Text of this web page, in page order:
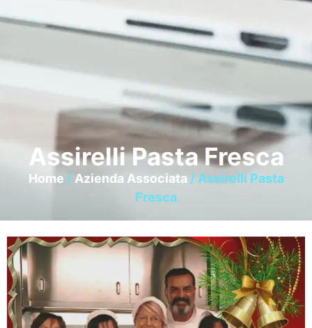
Assirelli Pasta Fresca
Home / Azienda Associata/ Assirelli Pasta
Fresca